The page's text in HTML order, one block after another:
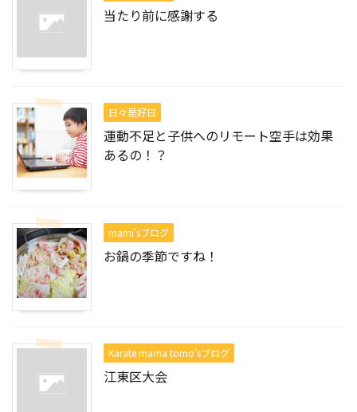
当たり前に感謝する
日々是好日
運動不足と子供へのリモート空手は効果
あるの！？
mami'sブログ
お鍋の季節ですね！
Karate mama tomo’sブログ
江東区大会